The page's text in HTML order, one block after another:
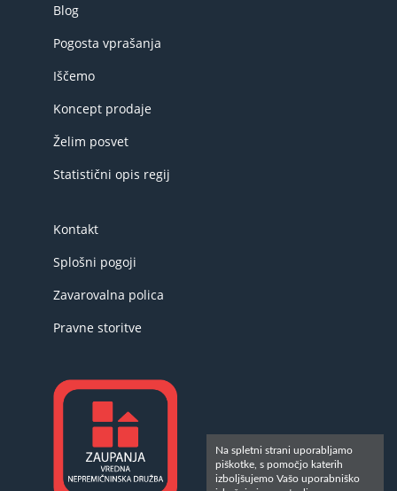
Blog
Pogosta vprašanja
Iščemo
Koncept prodaje
Želim posvet
Statistični opis regij
Kontakt
Splošni pogoji
Zavarovalna polica
Pravne storitve
Na spletni strani uporabljamo
piškotke, s pomočjo katerih
izboljšujemo Vašo uporabniško